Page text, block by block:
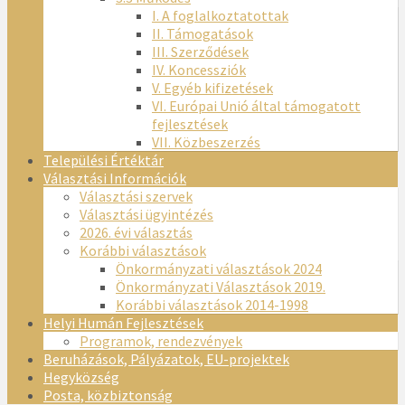
I. A foglalkoztatottak
II. Támogatások
III. Szerződések
IV. Koncessziók
V. Egyéb kifizetések
VI. Európai Unió által támogatott
fejlesztések
VII. Közbeszerzés
Települési Értéktár
Választási Információk
Választási szervek
Választási ügyintézés
2026. évi választás
Korábbi választások
Önkormányzati választások 2024
Önkormányzati Választások 2019.
Korábbi választások 2014-1998
Helyi Humán Fejlesztések
Programok, rendezvények
Beruházások, Pályázatok, EU-projektek
Hegyközség
Posta, közbiztonság